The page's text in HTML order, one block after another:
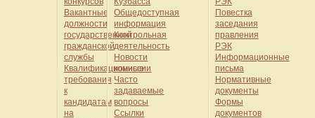
Вакантные
должности
государственной
гражданской
службы
Квалификационные
требования
к
кандидатам
на
Общедоступная
информация
Контрольная
деятельность
Новости
комиссии
Часто
задаваемые
вопросы
Ссылки
Повестка
заседания
правления
РЭК
Информационные
письма
Нормативные
документы
Формы
документов